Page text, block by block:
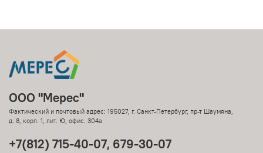
ООО "Мерес"
Фактический и почтовый адрес: 195027, г. Санкт-Петербург, пр-т Шаумяна,
д. 8, корп. 1, лит. Ю, офис. 304а
+7(812) 715-40-07, 679-30-07